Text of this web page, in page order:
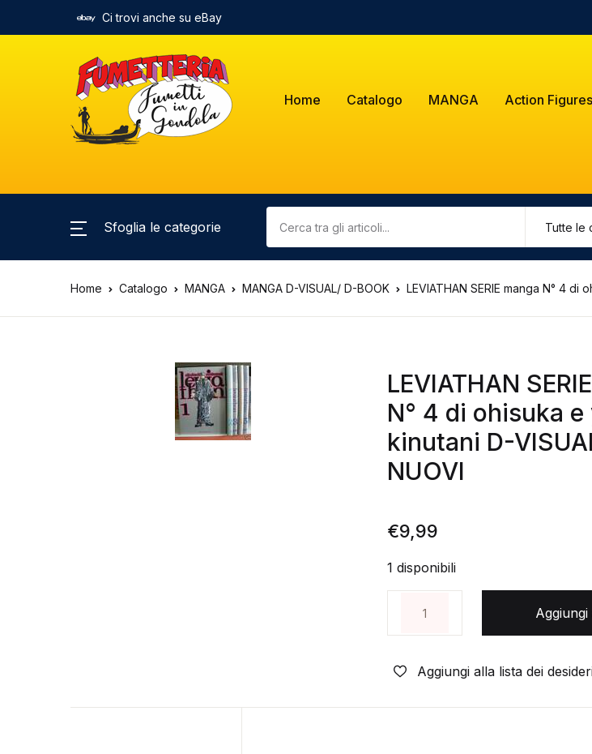
Ci trovi anche su eBay
Home Catalogo MANGA Action Figures
Sfoglia le categorie
Home Catalogo MANGA MANGA D-VISUAL/ D-BOOK LEVIATHAN SERIE manga N° 4 di
LEVIATHAN
N° 4 di ohisuka e
kinutani D-
NUOVI
€9,99
1 disponibili
Aggiungi alla lista dei